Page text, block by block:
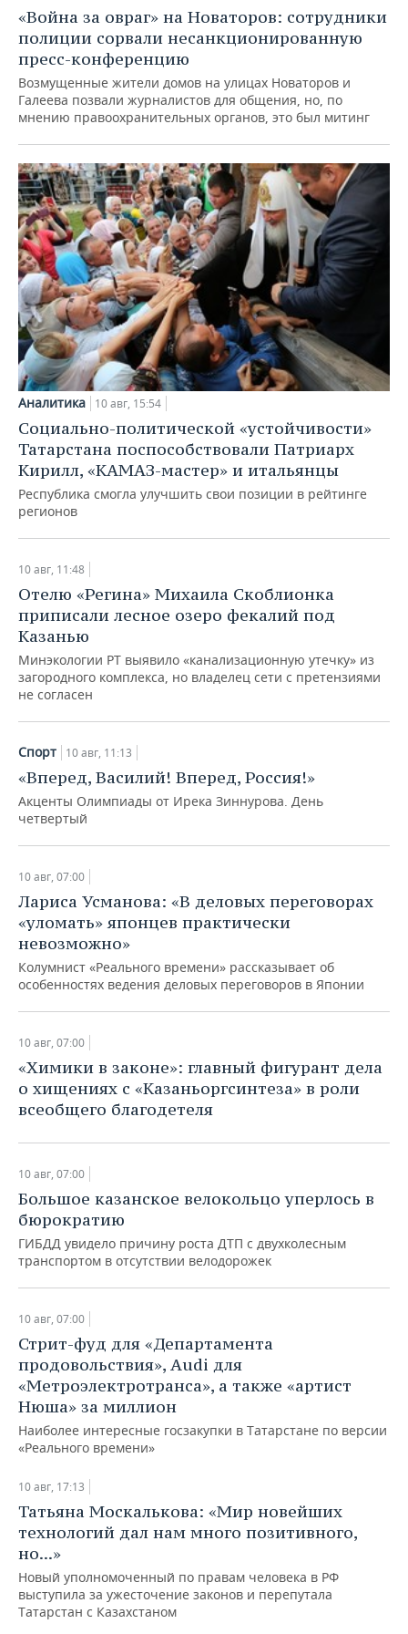
НЕФТЕХИМИЯ
НЕФТЬ
ОПК
РОЗНИЧНАЯ ТОРГОВЛЯ
ТРАНСПОРТ
УСЛУГИ
НОВОСТИ ТЕХНОЛОГИЙ
IT
МЕДИА
ТЕЛЕКОММУНИКАЦИИ
МЕРОПРИЯТИЯ
НОВОСТИ МЕРОПРИЯТИЙ
ВЫЕЗДНАЯ РЕДАКЦИЯ
БИЗНЕС-БРАНЧИ
ONLINE-КОНФЕРЕНЦИИ
ОТКРЫТАЯ ЛЕКЦИЯ
СПОРТ
НОВОСТИ СПОРТА
ФУТБОЛ
ХОККЕЙ
БАСКЕТБОЛ
ВОЛЕЙБОЛ
КИБЕРСПОРТ
ФИГУРНОЕ КАТАНИЕ
ВОДНЫЕ ВИДЫ СПОРТА
ХОККЕЙ С МЯЧОМ
ОБЩЕСТВО
НОВОСТИ ОБЩЕСТВА
ВЛАСТЬ
ИНФРАСТРУКТУРА
ИСТОРИЯ
КУЛЬТУРА
МЕДИЦИНА
ОБРАЗОВАНИЕ
ПРОИСШЕСТВИЯ
ФОТОГАЛЕРЕЯ
СЮЖЕТЫ
СПРАВОЧНИК
СПИСОК ПЕРСОН
СПИСОК КОМПАНИЙ
ПОЛНАЯ ВЕРСИЯ
«Война за овраг» на Новаторов: сотрудники
полиции сорвали несанкционированную
пресс-конференцию
Возмущенные жители домов на улицах Новаторов и
Галеева позвали журналистов для общения, но, по
мнению правоохранительных органов, это был митинг
Аналитика 10 авг, 15:54
Социально-политической «устойчивости»
Татарстана поспособствовали Патриарх
Кирилл, «КАМАЗ-мастер» и итальянцы
Республика смогла улучшить свои позиции в рейтинге
регионов
10 авг, 11:48
Отелю «Регина» Михаила Скоблионка
приписали лесное озеро фекалий под
Казанью
Минэкологии РТ выявило «канализационную утечку» из
загородного комплекса, но владелец сети с претензиями
не согласен
Спорт 10 авг, 11:13
«Вперед, Василий! Вперед, Россия!»
Акценты Олимпиады от Ирека Зиннурова. День
четвертый
10 авг, 07:00
Лариса Усманова: «В деловых переговорах
«уломать» японцев практически
невозможно»
Колумнист «Реального времени» рассказывает об
особенностях ведения деловых переговоров в Японии
10 авг, 07:00
«Химики в законе»: главный фигурант дела
о хищениях с «Казаньоргсинтеза» в роли
всеобщего благодетеля
10 авг, 07:00
Большое казанское велокольцо уперлось в
бюрократию
ГИБДД увидело причину роста ДТП с двухколесным
транспортом в отсутствии велодорожек
10 авг, 07:00
Стрит-фуд для «Департамента
продовольствия», Audi для
«Метроэлектротранса», а также «артист
Нюша» за миллион
Наиболее интересные госзакупки в Татарстане по версии
«Реального времени»
10 авг, 17:13
Татьяна Москалькова: «Мир новейших
технологий дал нам много позитивного,
но...»
Новый уполномоченный по правам человека в РФ
выступила за ужесточение законов и перепутала
Татарстан с Казахстаном